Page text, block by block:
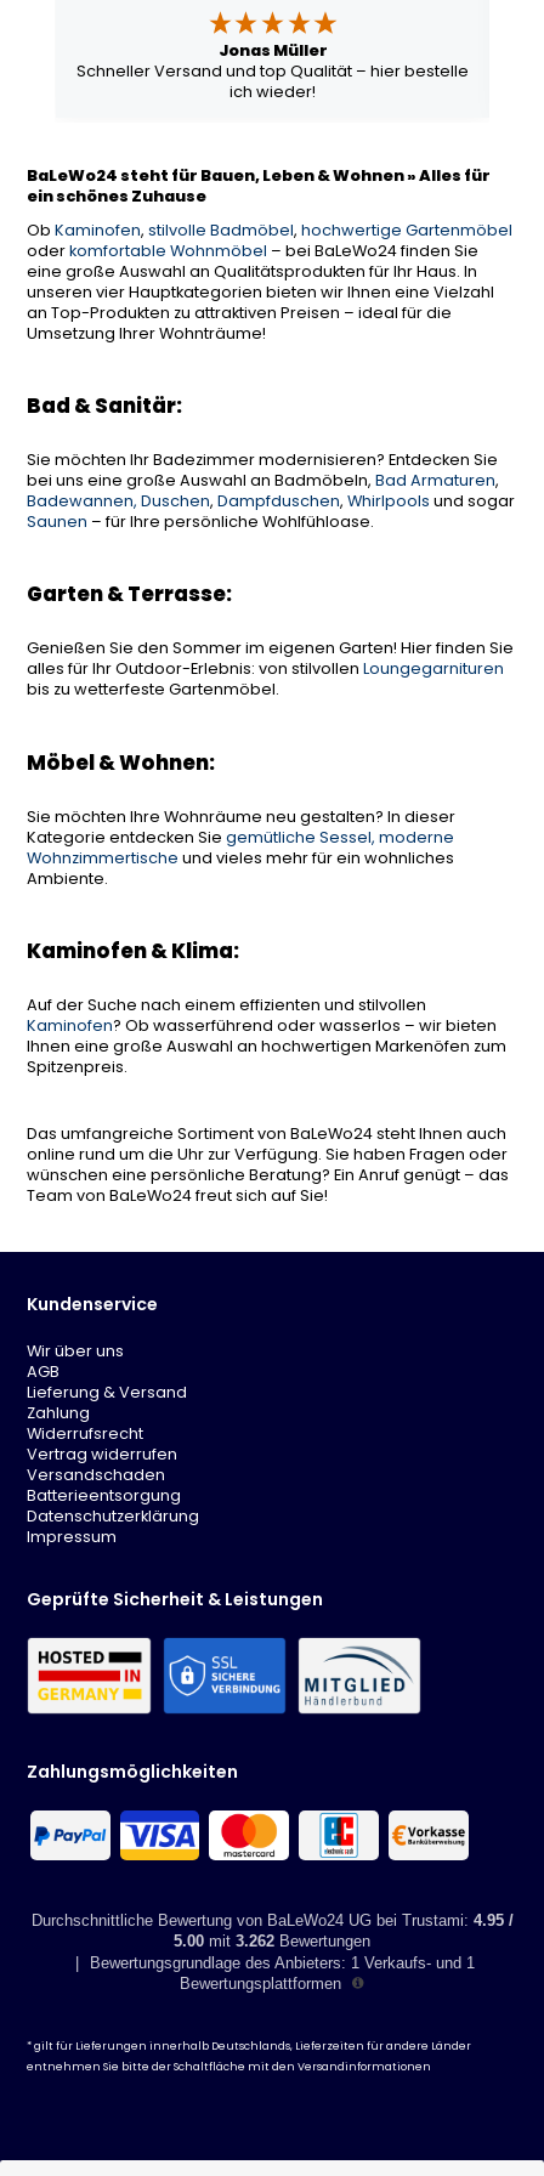
Jonas Müller
Schneller Versand und top Qualität – hier bestelle
ich wieder!
BaLeWo24 steht für Bauen, Leben & Wohnen » Alles für
ein schönes Zuhause
ObKaminofen,stilvolle Badmöbel,hochwertige Gartenmöbel
oderkomfortable Wohnmöbel – bei BaLeWo24 finden Sie
eine große Auswahl an Qualitätsprodukten für Ihr Haus. In
unseren vier Hauptkategorien bieten wir Ihnen eine Vielzahl
an Top-Produkten zu attraktiven Preisen – ideal für die
Umsetzung Ihrer Wohnträume!
Bad & Sanitär:
Sie möchten Ihr Badezimmer modernisieren? Entdecken Sie
bei uns eine große Auswahl an Badmöbeln,Bad Armaturen,
Badewannen, Duschen,Dampfduschen,Whirlpools und sogar
Saunen – für Ihre persönliche Wohlfühloase.
Garten & Terrasse:
Genießen Sie den Sommer im eigenen Garten! Hier finden Sie
alles für Ihr Outdoor-Erlebnis: von stilvollenLoungegarnituren
bis zu wetterfeste Gartenmöbel.
Möbel & Wohnen:
Sie möchten Ihre Wohnräume neu gestalten? In dieser
Kategorie entdecken Siegemütliche Sessel, moderne
Wohnzimmertische und vieles mehr für ein wohnliches
Ambiente.
Kaminofen & Klima:
Auf der Suche nach einem effizienten und stilvollen
Kaminofen? Ob wasserführend oder wasserlos – wir bieten
Ihnen eine große Auswahl an hochwertigen Markenöfen zum
Spitzenpreis.
Das umfangreiche Sortiment von BaLeWo24 steht Ihnen auch
online rund um die Uhr zur Verfügung. Sie haben Fragen oder
wünschen eine persönliche Beratung? Ein Anruf genügt – das
Team von BaLeWo24 freut sich auf Sie!
Kundenservice
Wir über uns
AGB
Lieferung & Versand
Zahlung
Widerrufsrecht
Vertrag widerrufen
Versandschaden
Batterieentsorgung
Datenschutzerklärung
Impressum
Geprüfte Sicherheit & Leistungen
Zahlungsmöglichkeiten
Durchschnittliche Bewertung von BaLeWo24 UG bei Trustami: 4.95 /
5.00 mit 3.262 Bewertungen
Bewertungsgrundlage des Anbieters: 1 Verkaufs- und 1
Bewertungsplattformen
* gilt für Lieferungen innerhalb Deutschlands, Lieferzeiten für andere Länder
entnehmen Sie bitte der Schaltfläche mit denVersandinformationen